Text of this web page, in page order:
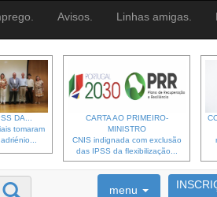
Avisos. Linhas amigas.
DA...
tomaram
CARTA AO PRIMEIRO-
MINISTRO
CNIS indignada com exclusão
das IPSS da flexibilização...
menu
6692